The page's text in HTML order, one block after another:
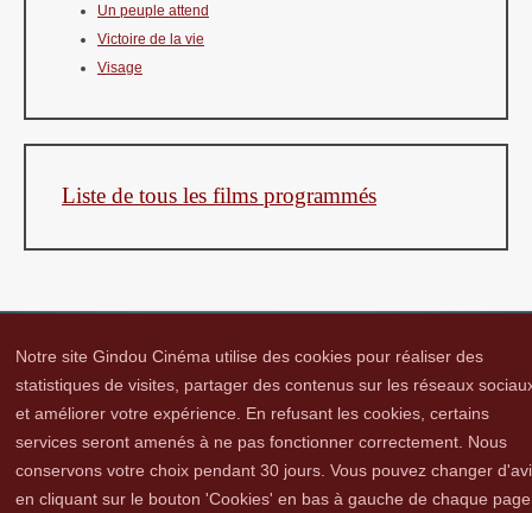
Un peuple attend
Victoire de la vie
Visage
Liste de tous les films programmés
Gindou Cinéma Contacts Lettre d'infos Réseaux sociaux Partenaires
Notre site Gindou Cinéma utilise des cookies pour réaliser des
statistiques de visites, partager des contenus sur les réseaux
et améliorer votre expérience. En refusant les cookies, certains
services seront amenés à ne pas fonctionner correctement. Nous
conservons votre choix pendant 30 jours. Vous pouvez changer
en cliquant sur le bouton 'Cookies' en bas à gauche de chaque page